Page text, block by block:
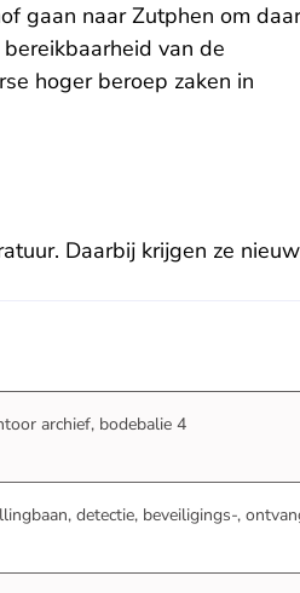
gaan naar Zutphen om
van de
hoger beroep zaken in
Daarbij krijgen ze nieuw
archief, bodebalie 4
detectie, beveiligings-,